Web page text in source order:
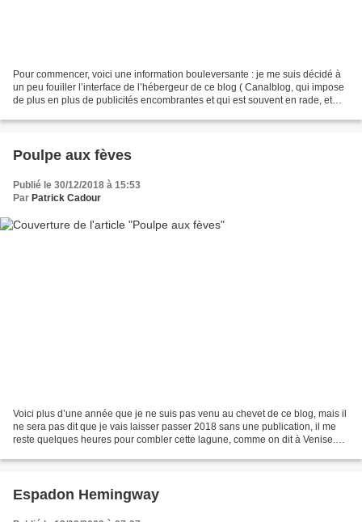
Pour commencer, voici une information bouleversante : je me suis décidé à
un peu fouiller l’interface de l’hébergeur de ce blog ( Canalblog, qui impose
de plus en plus de publicités encombrantes et qui est souvent en rade, et
Poulpe aux fèves
Publié le 30/12/2018 à 15:53
Par Patrick Cadour
Voici plus d’une année que je ne suis pas venu au chevet de ce blog, mais il
ne sera pas dit que je vais laisser passer 2018 sans une publication, il me
reste quelques heures pour combler cette lagune, comme on dit à Venise.
Espadon Hemingway